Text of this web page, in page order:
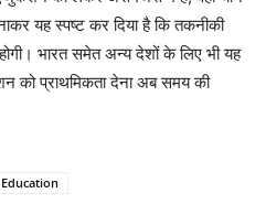
यह स्पष्ट कर दिया है कि तकनीकी
भारत समेत अन्य देशों के लिए भी यह
प्राथमिकता देना अब समय की